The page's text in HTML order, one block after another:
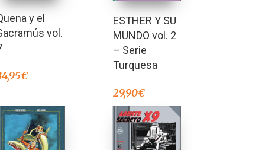
y el
vol.
€
ESTHER Y SU
MUNDO vol. 2
– Serie
Turquesa
29,90€